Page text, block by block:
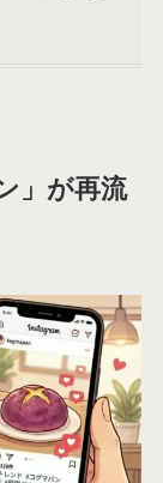
」が再流